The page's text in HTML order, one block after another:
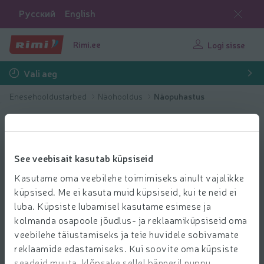
See veebisait kasutab küpsiseid
Kasutame oma veebilehe toimimiseks ainult vajalikke
küpsised. Me ei kasuta muid küpsiseid, kui te neid ei
luba. Küpsiste lubamisel kasutame esimese ja
kolmanda osapoole jõudlus- ja reklaamiküpsiseid oma
veebilehe täiustamiseks ja teie huvidele sobivamate
reklaamide edastamiseks. Kui soovite oma küpsiste
Русский English
Rimi.ee Logi sisse
Vali aeg
Enesehooldustarbed Näohooldus Näopuhastus